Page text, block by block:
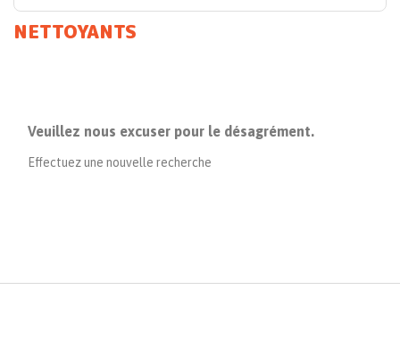
NETTOYANTS
Veuillez nous excuser pour le désagrément.
Effectuez une nouvelle recherche